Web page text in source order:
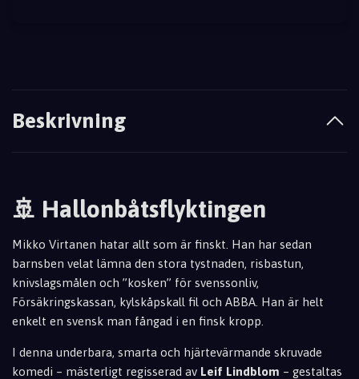
Beskrivning
🚢 Hallonbåtsflyktingen
Mikko Virtanen hatar allt som är finskt. Han har sedan
barnsben velat lämna den stora tystnaden, risbastun,
knivslagsmålen och ”kosken” för svenssonliv,
Försäkringskassan, kylskåpskall fil och ABBA. Han är helt
enkelt en svensk man fångad i en finsk kropp.
I denna underbara, smarta och hjärtevärmande skruvade
komedi – mästerligt regisserad av Leif Lindblom – gestaltas